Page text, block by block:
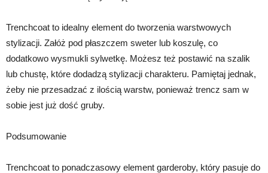
Trenchcoat to idealny element do tworzenia warstwowych
stylizacji. Załóż pod płaszczem sweter lub koszulę, co
dodatkowo wysmukli sylwetkę. Możesz też postawić na szalik
lub chustę, które dodadzą stylizacji charakteru. Pamiętaj jednak,
żeby nie przesadzać z ilością warstw, ponieważ trencz sam w
sobie jest już dość gruby.
Podsumowanie
Trenchcoat to ponadczasowy element garderoby, który pasuje do